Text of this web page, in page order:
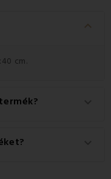
keyboard_arrow_down
cm.
készült: 100%